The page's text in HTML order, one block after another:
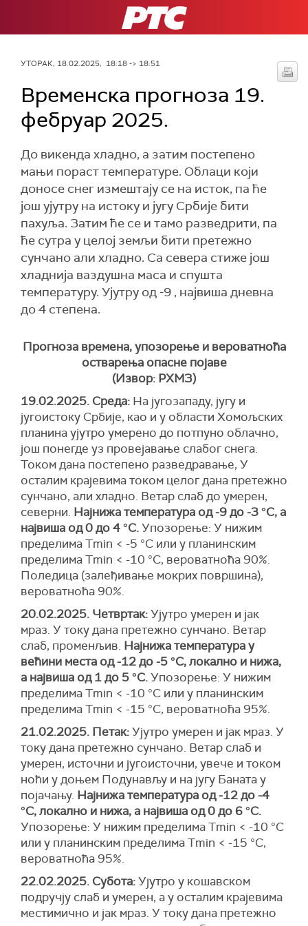
РТС
УТОРАК, 18.02.2025, 18:18 -> 18:51
Временска прогноза 19.
фебруар 2025.
До викенда хладно, а затим постепено
мањи пораст температуре. Облаци који
доносе снег измештају се на исток, па ће
још ујутру на истоку и југу Србије бити
пахуља. Затим ће се и тамо разведрити, па
ће сутра у целој земљи бити претежно
сунчано али хладно. Са севера стиже још
хладнија ваздушна маса и спушта
температуру. Ујутру од -9 , највиша дневна
до 4 степена.
Прогноза времена, упозорење и вероватноћа
остварења опасне појаве
(Извор: РХМЗ)
19.02.2025. Среда: На југозападу, југу и
југоистоку Србије, као и у области Хомољских
планина ујутро умерено до потпуно облачно,
још понегде уз провејавање слабог снега.
Током дана постепено разведравање, У
осталим крајевима током целог дана претежно
сунчано, али хладно. Ветар слаб до умерен,
северни. Најнижа температура од -9 до -3 °С, а
највиша од 0 до 4 °С.Упозорење: У нижим
пределима Тmin < -5 °C или у планинским
пределимa Тmin < -10 °C, вероватноћа 90%.
Поледица (залеђивање мокрих површина),
вероватноћа 90%.
20.02.2025. Четвртак:Ујутро умерен и јак
мраз. У току дана претежно сунчано. Ветар
слаб, променљив. Најнижа температура у
већини места од -12 до -5 °С, локално и нижа,
а највиша од 1 до 5 °С.Упозорење: У нижим
пределима Тmin < -10 °C или у планинским
пределимa Тmin < -15 °C, вероватноћа 95%.
21.02.2025. Петак:Ујутро умерен и јак мраз. У
току дана претежно сунчано. Ветар слаб и
умерен, источни и југоисточни, увече и током
ноћи у доњем Подунављу и на југу Баната у
појачању. Најнижа температура од -12 до -4
°С, локално и нижа, а највиша од 0 до 6 °С.
Упозорење: У нижим пределима Тmin < -10 °C
или у планинским пределимa Тmin < -15 °C,
вероватноћа 95%.
22.02.2025. Субота:Ујутро у кошавском
подручју слаб и умерен, а у осталим крајевима
местимично и јак мраз. У току дана претежно